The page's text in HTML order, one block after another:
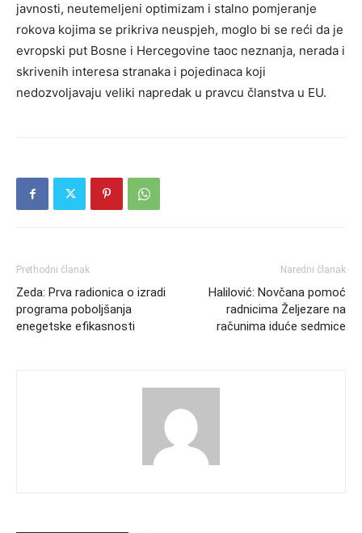
javnosti, neutemeljeni optimizam i stalno pomjeranje
rokova kojima se prikriva neuspjeh, moglo bi se reći da je
evropski put Bosne i Hercegovine taoc neznanja, nerada i
skrivenih interesa stranaka i pojedinaca koji
nedozvoljavaju veliki napredak u pravcu članstva u EU.
Prethodni članak
Zeda: Prva radionica o izradi
programa poboljšanja
enegetske efikasnosti
Naredni članak
Halilović: Novčana pomoć
radnicima Željezare na
računima iduće sedmice